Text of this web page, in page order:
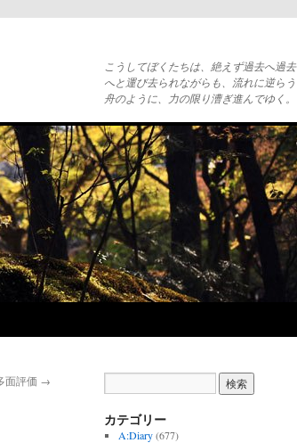
こうしてぼくたちは、絶えず過去へ過去
へと運び去られながらも、流れに逆らう
舟のように、力の限り漕ぎ進んでゆく。
面評価 →
カテゴリー
A:Diary(677)